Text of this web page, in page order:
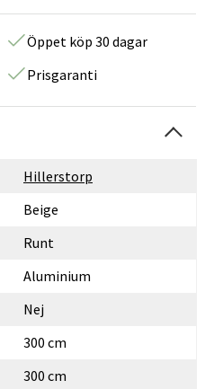
Öppet köp 30 dagar
Prisgaranti
Hillerstorp
Beige
Runt
Aluminium
Nej
300 cm
300 cm